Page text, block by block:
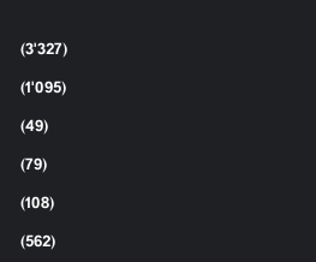
(3٬327)
(1٬095)
(49)
(79)
(108)
(562)